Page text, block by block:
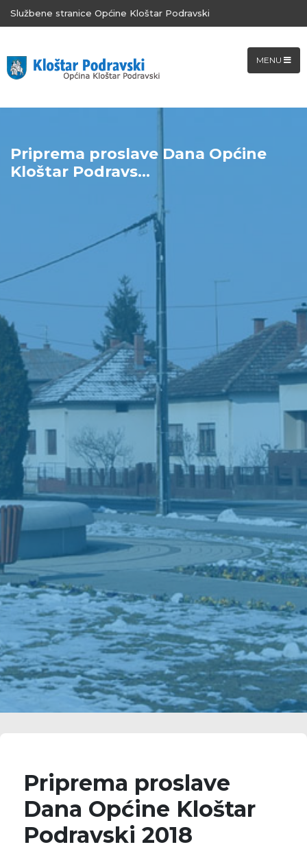
Službene stranice Općine Kloštar Podravski
MENU
Priprema proslave Dana Općine
Kloštar Podravs...
Priprema proslave
Dana Općine Kloštar
Podravski 2018